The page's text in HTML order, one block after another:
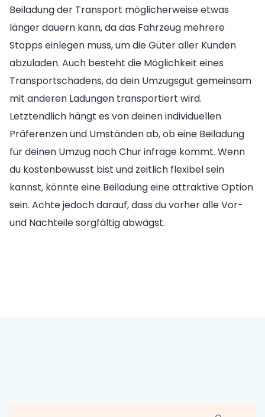
Beiladung der Transport möglicherweise etwas
länger dauern kann, da das Fahrzeug mehrere
Stopps einlegen muss, um die Güter aller Kunden
abzuladen. Auch besteht die Möglichkeit eines
Transportschadens, da dein Umzugsgut gemeinsam
mit anderen Ladungen transportiert wird.
Letztendlich hängt es von deinen individuellen
Präferenzen und Umständen ab, ob eine Beiladung
für deinen Umzug nach Chur infrage kommt. Wenn
du kostenbewusst bist und zeitlich flexibel sein
kannst, könnte eine Beiladung eine attraktive Option
sein. Achte jedoch darauf, dass du vorher alle Vor-
und Nachteile sorgfältig abwägst.